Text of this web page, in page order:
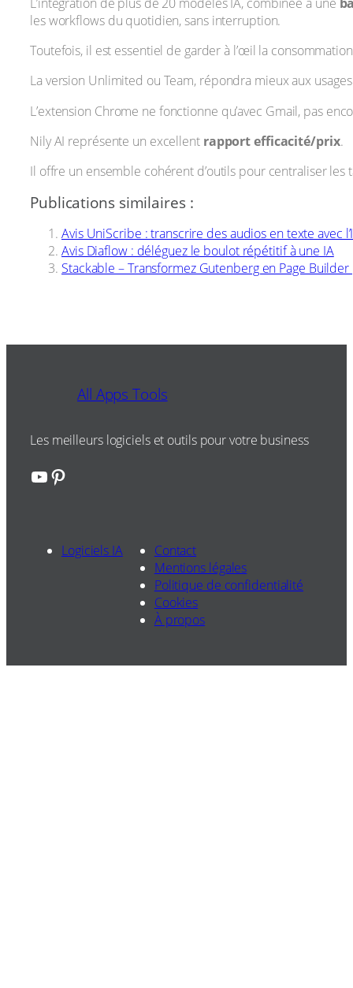
les workflows du quotidien, sans interruption.
Toutefois, il est essentiel de garder à l’œil la
La version Unlimited ou Team, répondra mieux aux
L’extension Chrome ne fonctionne qu’avec Gmail, pas
Nily AI représente un excellent rapport efficacité/prix.
Il offre un ensemble cohérent d’outils pour centraliser les
Publications similaires :
Avis UniScribe : transcrire des audios en texte avec
Avis Diaflow : déléguez le boulot répétitif à une IA
Stackable – Transformez Gutenberg en Page
All Apps Tools
Les meilleurs logiciels et outils pour votre business
YouTube Pinterest
Logiciels IA
Contact
Mentions légales
Politique de confidentialité
Cookies
À propos